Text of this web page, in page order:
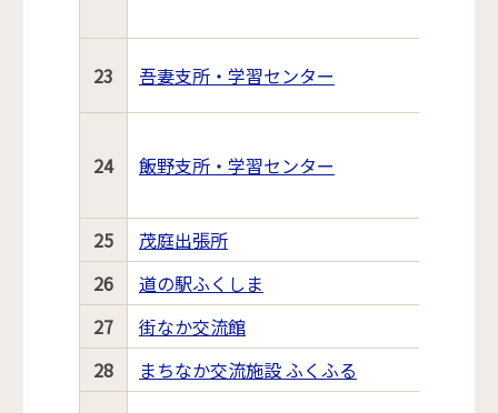
23 吾妻支所・学習センター
24 飯野支所・学習センター
25
茂庭出張所
26
道の駅ふくしま
27
街なか交流館
28
まちなか交流施設 ふくふる